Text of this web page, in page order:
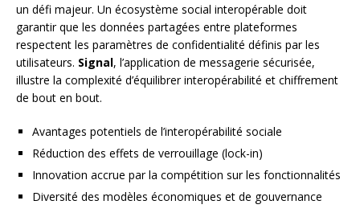
un défi majeur. Un écosystème social interopérable doit
garantir que les données partagées entre plateformes
respectent les paramètres de confidentialité définis par les
utilisateurs. Signal, l’application de messagerie sécurisée,
illustre la complexité d’équilibrer interopérabilité et chiffrement
de bout en bout.
Avantages potentiels de l’interopérabilité sociale
Réduction des effets de verrouillage (lock-in)
Innovation accrue par la compétition sur les fonctionnalités
Diversité des modèles économiques et de gouvernance